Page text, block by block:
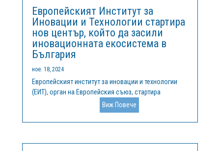
Европейският Институт за
Иновации и Технологии стартира
нов център, който да засили
иновационната екосистема в
България
ное. 18, 2024
Европейският институт за иновации и технологии
(EИТ), орган на Европейския съюз, стартира
найновия си съвместен център в България. Чрез
свързването на регионални участници, иноватори и
партньори с най-голямата иновационна екосистема
Виж Повече